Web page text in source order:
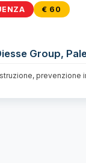
€ 60
Group,
prevenzione